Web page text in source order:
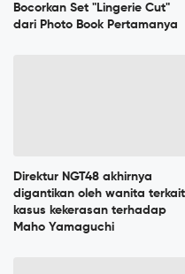
Bocorkan Set "Lingerie Cut"
dari Photo Book Pertamanya
Direktur NGT48 akhirnya
digantikan oleh wanita terkait
kasus kekerasan terhadap
Maho Yamaguchi